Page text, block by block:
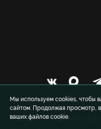
Мы используем cookies, чтобы
сайтом. Продолжая просмотр,
ваших файлов cookie.
© 1999-2026 FCLM.RU